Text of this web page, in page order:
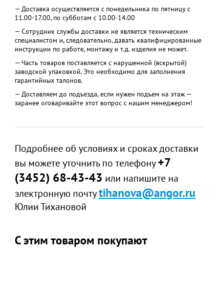
— Доставка осуществляется с понедельника по пятницу с
11.00-17.00, по субботам с 10.00-14.00
— Сотрудник службы доставки не является техническим
специалистом и, следовательно, давать квалифицированные
инструкции по работе, монтажу и т.д. изделия не может.
— Часть товаров поставляется с нарушенной (вскрытой)
заводской упаковкой. Это необходимо для заполнения
гарантийных талонов.
— Доставляем до подъезда, если нужен подъем на этаж —
заранее оговаривайте этот вопрос с нашим менеджером!
Подробнее об условиях и сроках доставки
вы можете уточнить по телефону+7
(3452) 68-43-43 или напишите на
электронную почтуtihanova@angor.ru
Юлии Тихановой
С этим товаром покупают